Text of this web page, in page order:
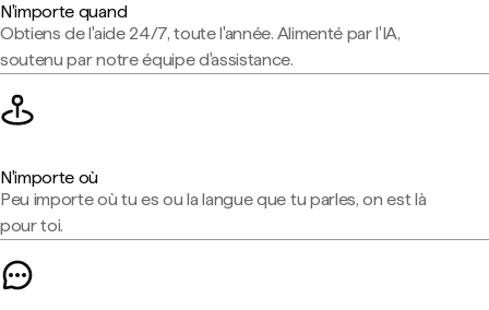
N'importe quand
Obtiens de l'aide 24/7, toute l'année. Alimenté par l'IA,
soutenu par notre équipe d'assistance.
N'importe où
Peu importe où tu es ou la langue que tu parles, on est là
pour toi.